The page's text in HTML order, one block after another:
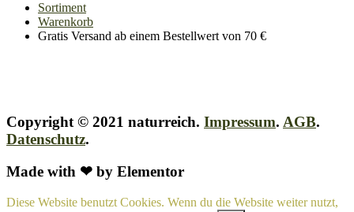
Sortiment
Warenkorb
Gratis Versand ab einem Bestellwert von 70 €
Copyright © 2021 naturreich. Impressum. AGB.
Datenschutz.
Made with ❤ by Elementor
Diese Website benutzt Cookies. Wenn du die Website weiter nutzt,